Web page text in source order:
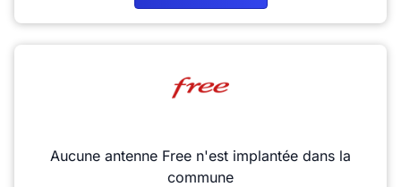
Aucune antenne Free n'est implantée dans la
commune